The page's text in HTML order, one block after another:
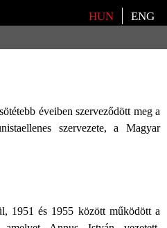
Válasszon nyelvet
HUN ENG
éveiben szerveződött meg a
szervezete, a Magyar
1951 és 1955 között működött a